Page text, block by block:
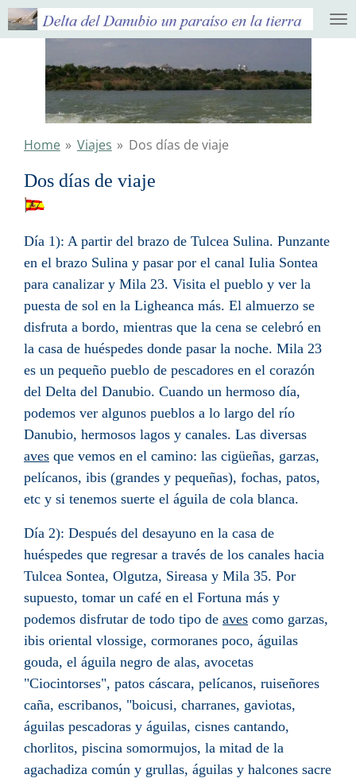
Ga
direct
hoofdinhoud
Home » Viajes » Dos días de viaje
Dos días de viaje
Día 1): A partir del brazo de Tulcea Sulina. Punzante
en el brazo Sulina y pasar por el canal Iulia Sontea
para canalizar y Mila 23. Visita el pueblo y ver la
puesta de sol en la Ligheanca más. El almuerzo se
disfruta a bordo, mientras que la cena se celebró en
la casa de huéspedes donde pasar la noche. Mila 23
es un pequeño pueblo de pescadores en el corazón
del Delta del Danubio. Cuando un hermoso día,
podemos ver algunos pueblos a lo largo del río
Danubio, hermosos lagos y canales. Las diversas
aves que vemos en el camino: las cigüeñas, garzas,
pelícanos, ibis (grandes y pequeñas), fochas, patos,
etc y si tenemos suerte el águila de cola blanca.
Día 2): Después del desayuno en la casa de
huéspedes que regresar a través de los canales hacia
Tulcea Sontea, Olgutza, Sireasa y Mila 35. Por
supuesto, tomar un café en el Fortuna más y
podemos disfrutar de todo tipo de aves como garzas,
ibis oriental vlossige, cormoranes poco, águilas
gouda, el águila negro de alas, avocetas
"Ciocintorses", patos cáscara, pelícanos, ruiseñores
caña, escribanos, "boicusi, charranes, gaviotas,
águilas pescadoras y águilas, cisnes cantando,
chorlitos, piscina somormujos, la mitad de la
agachadiza común y grullas, águilas y halcones sacre